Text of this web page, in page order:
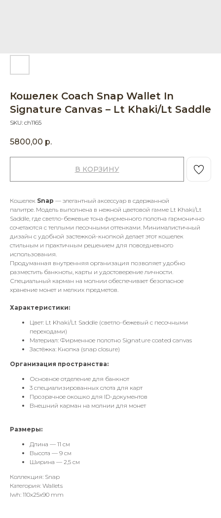
Кошелек Coach Snap Wallet In
Signature Canvas – Lt Khaki/Lt Saddle
SKU: ch1165
5800,00 р.
В КОРЗИНУ
Кошелек Snap — элегантный аксессуар в сдержанной
палитре. Модель выполнена в нежной цветовой гамме Lt Khaki/Lt
Saddle, где светло-бежевые тона фирменного полотна гармонично
сочетаются с теплыми песочными оттенками. Минималистичный
дизайн с удобной застежкой-кнопкой делает этот кошелек
стильным и практичным решением для повседневного
использования.
Продуманная внутренняя организация позволяет удобно
разместить банкноты, карты и удостоверение личности.
Специальный карман на молнии обеспечивает безопасное
хранение монет и мелких предметов.
Характеристики:
Цвет: Lt Khaki/Lt Saddle (светло-бежевый с песочными
переходами)
Материал: Фирменное полотно Signature coated canvas
Застёжка: Кнопка (snap closure)
Организация пространства:
Основное отделение для банкнот
3 специализированных слота для карт
Прозрачное окошко для ID-документов
Внешний карман на молнии для монет
Размеры:
Длина — 11 см
Высота — 9 см
Ширина — 2,5 см
Коллекция: Snap
Категория: Wallets
lwh: 110x25x90 mm